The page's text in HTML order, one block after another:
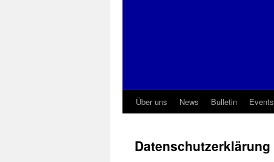
Über uns News Bulletin Events
Datenschutzerklärung